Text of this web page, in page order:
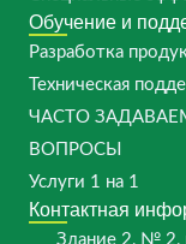
Обучение и
Разработка
Техническая
ЧАСТО
ВОПРОСЫ
Услуги 1 на 1
Контактная
Здание 2, № 2,